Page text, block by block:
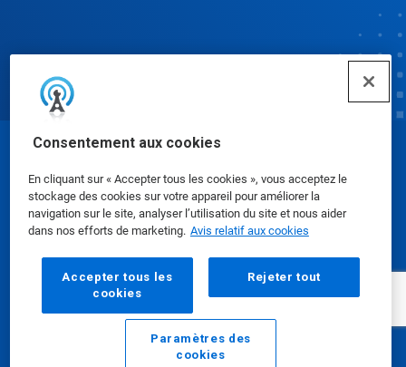
Consentement aux cookies
En cliquant sur « Accepter tous les cookies », vous acceptez le
stockage des cookies sur votre appareil pour améliorer la
navigation sur le site, analyser l’utilisation du site et nous aider
dans nos efforts de marketing. Avis relatif aux cookies
Accepter tous les
cookies
Rejeter tout
Paramètres des
cookies
Fiches signalétiques|Politique de confidentialité
Modalités d'utilisation